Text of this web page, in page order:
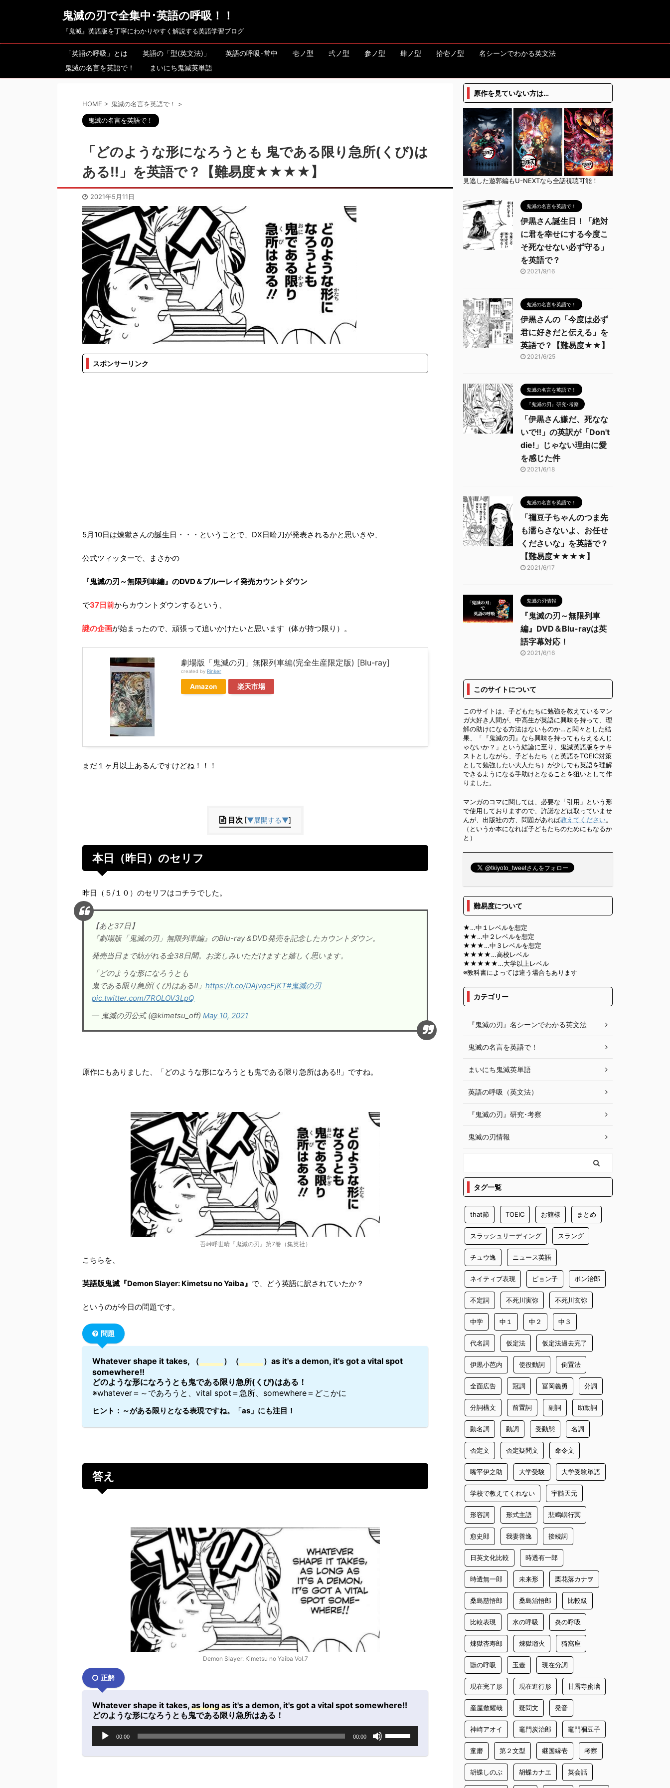
鬼滅の刃で全集中･英語の呼吸！！
『鬼滅』英語版を丁寧にわかりやすく解説する英語学習ブログ
「英語の呼吸」とは 英語の「型(英文法)」 英語の呼吸･常中 壱ノ型 弐ノ型 参ノ型 肆ノ型 拾壱ノ型
名シーンでわかる英文法
鬼滅の名言を英語で！
まいにち鬼滅英単語
HOME > 鬼滅の名言を英語で！ >
鬼滅の名言を英語で！
「どのような形になろうとも 鬼である限り急所(くび)は
ある‼︎」を英語で？【難易度★★★★】
2021年5月11日
スポンサーリンク
5月10日は煉獄さんの誕生日・・・ということで、DX日輪刀が発表されるかと思いきや、
公式ツィッターで、まさかの
『鬼滅の刃～無限列車編』のDVD＆ブルーレイ発売カウントダウン
で37日前からカウントダウンするという、
謎の企画が始まったので、頑張って追いかけたいと思います（体が持つ限り）。
劇場版「鬼滅の刃」無限列車編(完全生産限定版) [Blu-ray]
created by Rinker
Amazon 楽天市場
まだ１ヶ月以上あるんですけどね！！！
目次 [▼展開する▼]
本日（昨日）のセリフ
昨日（５/１０）のセリフはコチラでした。
【あと37日】
『劇場版「鬼滅の刃」無限列車編』のBlu-ray＆DVD発売を記念したカウントダウン。
発売当日まで紡がれる全38日間。お楽しみいただけますと嬉しく思います。
「どのような形になろうとも
鬼である限り急所(くび)はある‼︎」 https://t.co/DAjvqcFjKT#鬼滅の刃
pic.twitter.com/7ROLOV3LpQ
— 鬼滅の刃公式 (@kimetsu_off) May 10, 2021
原作にもありました、「どのような形になろうとも鬼である限り急所はある!!」ですね。
吾峠呼世晴『鬼滅の刃』第7巻（集英社）
こちらを、
英語版鬼滅『Demon Slayer: Kimetsu no Yaiba』 で、どう英語に訳されていたか？
というのが今日の問題です。
問題
Whatever shape it takes, （ ）（
）as it's a demon, it's got a vital spot
somewhere!!
どのような形になろうとも鬼である限り急所(くび)はある！
※whatever＝～であろうと、vital spot＝急所、somewhere＝どこかに
ヒント：～がある限りとなる表現ですね。「as」にも注目！
答え
Demon Slayer: Kimetsu no Yaiba Vol.7
正解
Whatever shape it takes, as long as it's a demon, it's got a vital spot somewhere!!
どのような形になろうとも鬼である限り急所はある！
00:00 00:00
リ
原作を見ていない方は…
見逃した遊郭編もU-NEXTなら全話視聴可能！
鬼滅の名言を英語で！
伊黒さん誕生日！「絶対
に君を幸せにする今度こ
そ死なせない必ず守る」
を英語で？
2021/9/16
鬼滅の名言を英語で！
伊黒さんの「今度は必ず
君に好きだと伝える」を
英語で？【難易度★★】
2021/6/25
鬼滅の名言を英語で！
『鬼滅の刃』研究･考察
「伊黒さん嫌だ、死なな
いで!!」の英訳が「Don't
die!」じゃない理由に愛
を感じた件
2021/6/18
鬼滅の名言を英語で！
「禰豆子ちゃんのつま先
も濡らさないよ、お任せ
くださいな」を英語で？
【難易度★★★★】
2021/6/17
鬼滅の刃情報
『鬼滅の刃～無限列車
編』DVD＆Blu-rayは英
語字幕対応！
2021/6/16
このサイトについて
このサイトは、子どもたちに勉強を教えているマン
ガ大好き人間が、中高生が英語に興味を持って、理
解の助けになる方法はないものか…と悶々とした結
果、「『鬼滅の刃』なら興味を持ってもらえるんじ
ゃないか？」という結論に至り、鬼滅英語版をテキ
ストとしながら、子どもたち（と英語をTOEIC対策
として勉強したい大人たち）が少しでも英語を理解
できるようになる手助けとなることを狙いとして作
りました。
マンガのコマに関しては、必要な「引用」という形
で使用しておりますので、許諾などは取っていませ
んが、出版社の方、問題があれば教えてください。
（というか本になれば子どもたちのためにもなるか
と）
難易度について
★…中１レベルを想定
★★…中２レベルを想定
★★★…中３レベルを想定
★★★★…高校レベル
★★★★★…大学以上レベル
※教科書によっては違う場合もあります
カテゴリー
『鬼滅の刃』名シーンでわかる英文法
鬼滅の名言を英語で！
まいにち鬼滅英単語
英語の呼吸（英文法）
『鬼滅の刃』研究･考察
鬼滅の刃情報
タグ一覧
that節 TOEIC お館様 まとめ
スラッシュリーディング スラング
チュウ逸 ニュース英語
ネイティブ表現 ピョン子 ポン治郎
不定詞 不死川実弥 不死川玄弥
中学 中１ 中２ 中３
代名詞 仮定法 仮定法過去完了
伊黒小芭内 使役動詞 倒置法
全面広告 冠詞 冨岡義勇 分詞
分詞構文 前置詞 副詞 助動詞
動名詞 動詞 受動態 名詞
否定文 否定疑問文 命令文
嘴平伊之助 大学受験 大学受験単語
学校で教えてくれない 宇髄天元
形容詞 形式主語 悲鳴嶼行冥
愈史郎 我妻善逸 接続詞
日英文化比較 時透有一郎
時透無一郎 未来形 栗花落カナヲ
桑島慈悟郎 桑島治悟郎 比較級
比較表現 水の呼吸 炎の呼吸
煉獄杏寿郎 煉獄瑠火 猗窩座
獣の呼吸 玉壺 現在分詞
現在完了形 現在進行形 甘露寺蜜璃
産屋敷耀哉 疑問文 発音
神崎アオイ 竈門炭治郎 竈門禰豆子
童磨 第２文型 継国縁壱 考察
胡蝶しのぶ 胡蝶カナエ 英会話